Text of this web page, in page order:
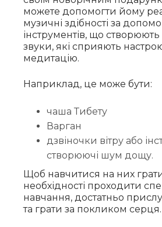
можете допомогти йому
музичні здібності за
інструментів, що створюють
звуки, які сприяють
медитацію.
Наприклад, це може бути:
чаша Тибету
Варган
дзвіночки вітру або
створюючі шум дощу.
Щоб навчитися на них
необхідності проходити
навчання, достатньо
та грати за покликом серця.